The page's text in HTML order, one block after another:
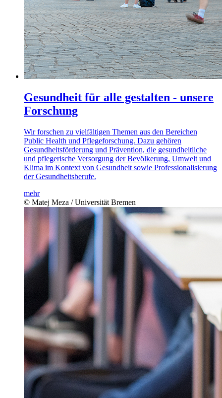
Gesundheit für alle gestalten - unsere
Forschung
Wir forschen zu vielfältigen Themen aus den Bereichen
Public Health und Pflegeforschung. Dazu gehören
Gesundheitsförderung und Prävention, die gesundheitliche
und pflegerische Versorgung der Bevölkerung, Umwelt und
Klima im Kontext von Gesundheit sowie Professionalisierung
der Gesundheitsberufe.
mehr
© Matej Meza / Universität Bremen